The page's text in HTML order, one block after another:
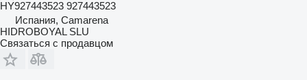
HY927443523 927443523
Испания, Camarena
HIDROBOYAL SLU
Связаться с продавцом